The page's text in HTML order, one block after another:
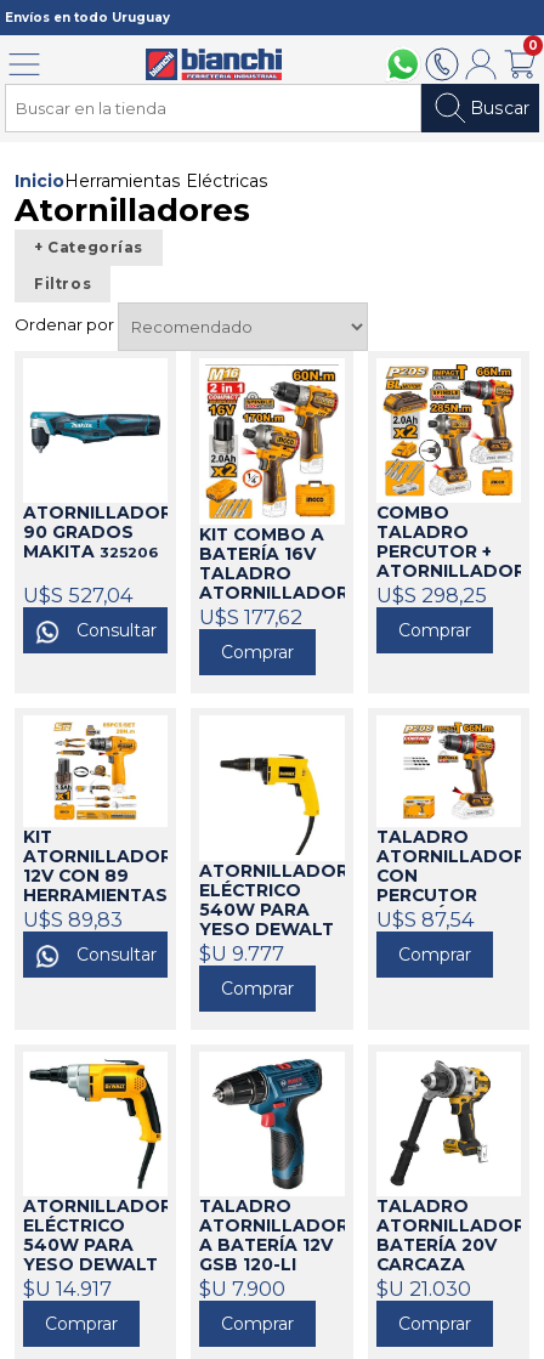
Envíos en todo Uruguay
094 211 1122902 2902Mi cuenta
0
Buscar
Menú
InicioHerramientas Eléctricas
Atornilladores
+ Categorías
Filtros
Ordenar por
ATORNILLADOR
90 GRADOS
MAKITA 325206
U$S 527,04
Consultar
KIT COMBO A
BATERÍA 16V
TALADRO
ATORNILLADOR
+
ATORNILLADOR
DE IMPACTO
INGCO424568
U$S 177,62
Comprar
COMBO
TALADRO
PERCUTOR +
ATORNILLADOR
IMPACTO
INGCO424579
U$S 298,25
Comprar
KIT
ATORNILLADOR
12V CON 89
HERRAMIENTAS
INGCO424552
U$S 89,83
Consultar
ATORNILLADOR
ELÉCTRICO
540W PARA
YESO DEWALT
173414
$U 9.777
Comprar
TALADRO
ATORNILLADOR
CON
PERCUTOR
BATERÍA 20V
(CARCAZA)
INGCO424556
U$S 87,54
Comprar
ATORNILLADOR
ELÉCTRICO
540W PARA
YESO DEWALT
173415
$U 14.917
Comprar
TALADRO
ATORNILLADOR
A BATERÍA 12V
GSB 120-LI
BOSCH21293
$U 7.900
Comprar
TALADRO
ATORNILLADOR
BATERÍA 20V
CARCAZA
DEWALT173494
$U 21.030
Comprar